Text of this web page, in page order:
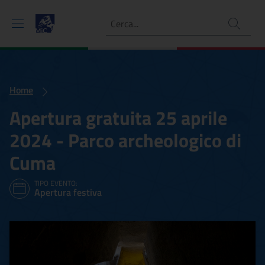
Ricerca
Home
Apertura gratuita 25 aprile
2024 - Parco archeologico di
Cuma
TIPO EVENTO:
Apertura festiva
Apertura gratuita 25